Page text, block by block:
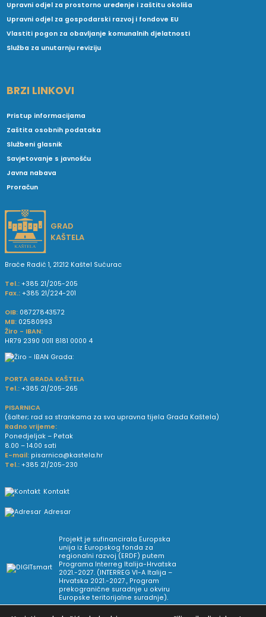
Upravni odjel za prostorno uređenje i zaštitu okoliša
Upravni odjel za gospodarski razvoj i fondove EU
Vlastiti pogon za obavljanje komunalnih djelatnosti
Služba za unutarnju reviziju
BRZI LINKOVI
Pristup informacijama
Zaštita osobnih podataka
Službeni glasnik
Savjetovanje s javnošću
Javna nabava
Proračun
GRAD
KAŠTELA
Braće Radić 1, 21212 Kaštel Sućurac
Tel.: +385 21/205-205
Fax.: +385 21/224-201
OIB: 08727843572
MB: 02580993
Žiro - IBAN:
HR79 2390 0011 8181 0000 4
PORTA GRADA KAŠTELA
Tel.: +385 21/205-265
PISARNICA
(šalter; rad sa strankama za sva upravna tijela Grada Kaštela)
Radno vrijeme:
Ponedjeljak – Petak
8.00 – 14.00 sati
E-mail: pisarnica@kastela.hr
Tel.: +385 21/205-230
Kontakt
Adresar
Projekt je sufinancirala Europska
unija iz Europskog fonda za
regionalni razvoj (ERDF) putem
Programa Interreg Italija-Hrvatska
2021.-2027. (INTERREG VI-A Italija –
Hrvatska 2021.-2027., Program
prekogranične suradnje u okviru
Europske teritorijalne suradnje).